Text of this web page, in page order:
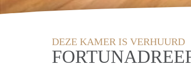
DEZE KAMER IS VERHUURD